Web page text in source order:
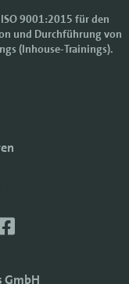
9001:2015 für den
und Durchführung von
(Inhouse-Trainings).
GmbH
unsere Website
Zugriffe auf die
diese Verarbeitung
Die Daten
auch zur
von Cookies